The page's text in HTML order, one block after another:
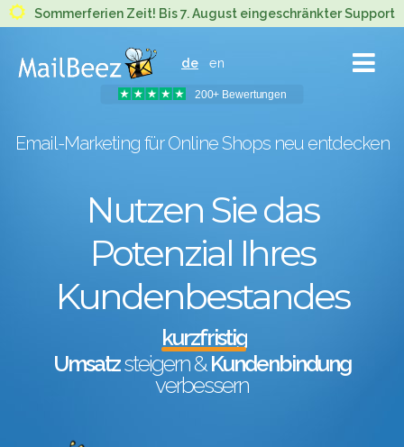
MAILBEEZ
ECOMMERCE
EMAIL
MARKETING
de en
200+ Bewertungen
Email-Marketing für Online Shops neu entdecken
Nutzen Sie das
Potenzial Ihres
Kundenbestandes
messbar
Umsatzsteigern &Kundenbindung
verbessern
Sommerferien Zeit! Bis 7. August eingeschränkter Support